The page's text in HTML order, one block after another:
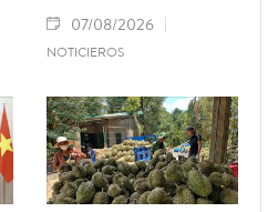
07/08/2026
NOTICIEROS